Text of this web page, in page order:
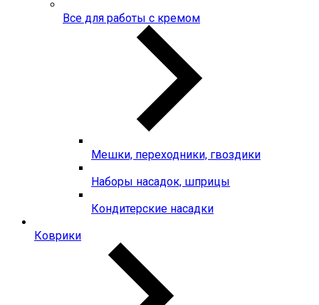
Все для работы с кремом
Мешки, переходники, гвоздики
Наборы насадок, шприцы
Кондитерские насадки
Коврики